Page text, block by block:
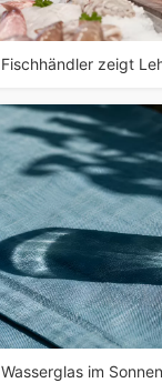
Fischhändler zeigt
Wasserglas im